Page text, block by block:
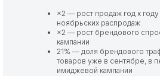
×2 — рост продаж год к
ноябрьских распродаж
×2 — рост брендового
кампании
21% — доля брендового
товаров уже в сентябре, в
имиджевой кампании